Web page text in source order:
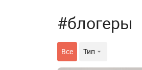
#блогеры
Все Тип